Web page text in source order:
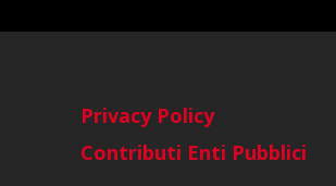
Privacy Policy
Contributi Enti Pubblici